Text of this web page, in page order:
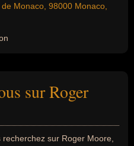
Monaco, 98000 Monaco,
sur Roger
sur Roger Moore,